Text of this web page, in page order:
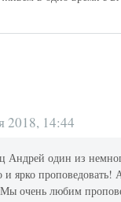
2018, 14:44
Андрей один из
и ярко проповедовать!
Мы очень любим